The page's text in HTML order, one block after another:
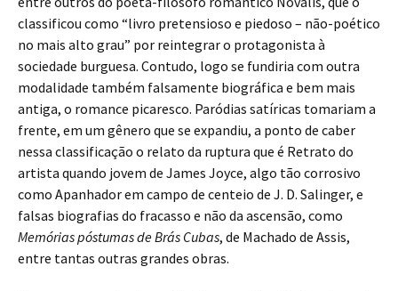
classificou como “livro pretensioso e piedoso – não-poético
no mais alto grau” por reintegrar o protagonista à
sociedade burguesa. Contudo, logo se fundiria com outra
modalidade também falsamente biográfica e bem mais
antiga, o romance picaresco. Paródias satíricas tomariam a
frente, em um gênero que se expandiu, a ponto de caber
nessa classificação o relato da ruptura que é Retrato do
artista quando jovem de James Joyce, algo tão corrosivo
como Apanhador em campo de centeio de J. D. Salinger, e
falsas biografias do fracasso e não da ascensão, como
Memórias póstumas de Brás Cubas, de Machado de Assis,
entre tantas outras grandes obras.